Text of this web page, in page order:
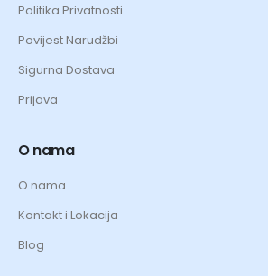
Politika Privatnosti
Povijest Narudžbi
Sigurna Dostava
Prijava
O nama
O nama
Kontakt i Lokacija
Blog